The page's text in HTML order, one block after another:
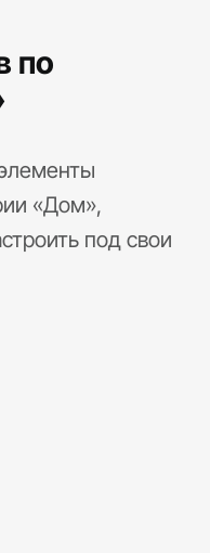
по
«Дом»,
под свои